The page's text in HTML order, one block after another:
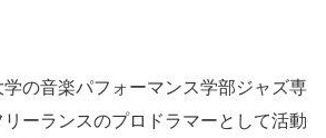
の音楽パフォーマンス学部ジャズ専
ーランスのプロドラマーとして活動